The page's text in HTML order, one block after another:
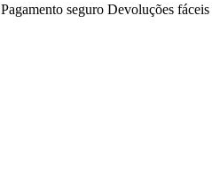
Pagamento seguro Devoluções fáceis